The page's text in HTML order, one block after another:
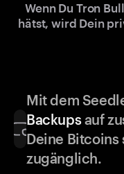
Wenn Du Tron
hätst, wird Dein
Mit dem
Backupsauf
Deine Bitcoins
zugänglich.